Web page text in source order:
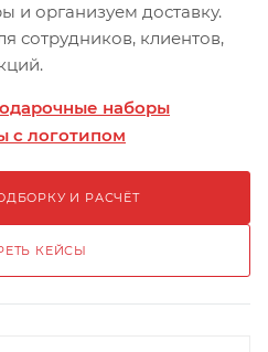
и организуем доставку.
сотрудников, клиентов,
наборы
с логотипом
И РАСЧЁТ
КЕЙСЫ